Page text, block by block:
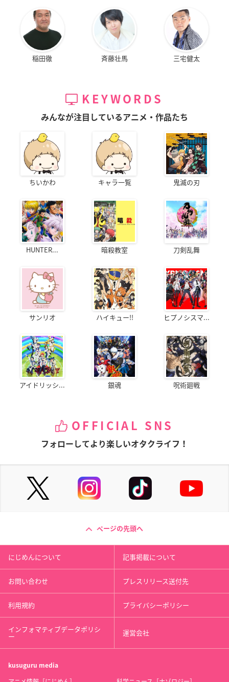
稲田徹 斉藤壮馬 三宅健太
KEYWORDS
みんなが注目しているアニメ・作品たち
ちいかわ キャラ一覧 鬼滅の刃
HUNTER... 暗殺教室 刀剣乱舞
サンリオ ハイキュー!! ヒプノシスマ...
アイドリッシ... 銀魂 呪術廻戦
OFFICIAL SNS
フォローしてより楽しいオタクライフ！
ページの先頭へ
にじめんについて 記事掲載について
お問い合わせ プレスリリース送付先
利用規約 プライバシーポリシー
インフォマティブデータポリシ
ー 運営会社
kusuguru media